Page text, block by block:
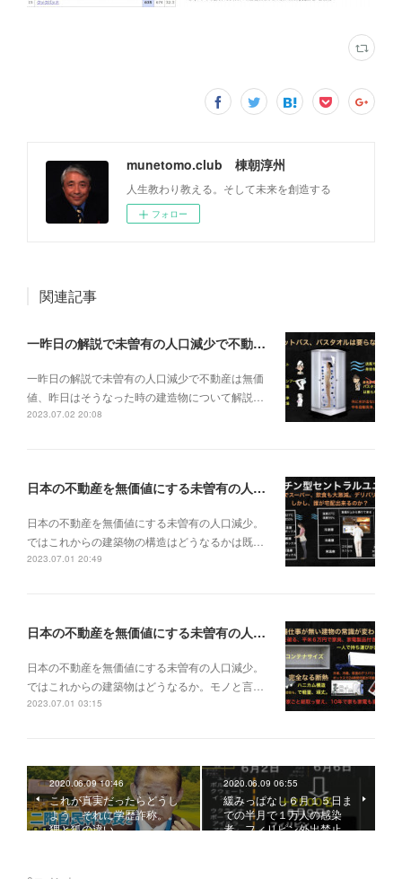
munetomo.club 棟朝淳州
人生教わり教える。そして未来を創造する
フォロー
関連記事
一昨日の解説で未曽有の人口減少で不動産は無価値、昨日はそうなった時の建造物について解説、今日からはその設備について解説をして行く。
一昨日の解説で未曽有の人口減少で不動産は無価
値、昨日はそうなった時の建造物について解説…
2023.07.02 20:08
日本の不動産を無価値にする未曽有の人口減少。ではこれからの建築物の構造はどうなるかは既に解説した。今はその内部の内容。その1
日本の不動産を無価値にする未曽有の人口減少。
ではこれからの建築物の構造はどうなるかは既…
2023.07.01 20:49
日本の不動産を無価値にする未曽有の人口減少。ではこれからの建築物はどうなるか。
日本の不動産を無価値にする未曽有の人口減少。
ではこれからの建築物はどうなるか。モノと言…
2023.07.01 03:15
2020.06.09 10:46
これが真実だったらどうし
よう。それに学歴詐称。。
狸と狐の違い。
2020.06.09 06:55
緩みっぱなし６月１５日ま
での半月で１万人の感染
者。フィリピン外出禁止…